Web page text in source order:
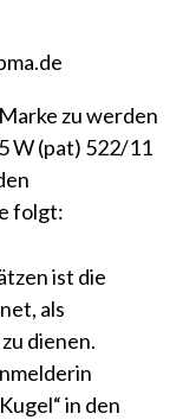
zu werden
W (pat) 522/11
folgt:
ist die
als
dienen.
in den